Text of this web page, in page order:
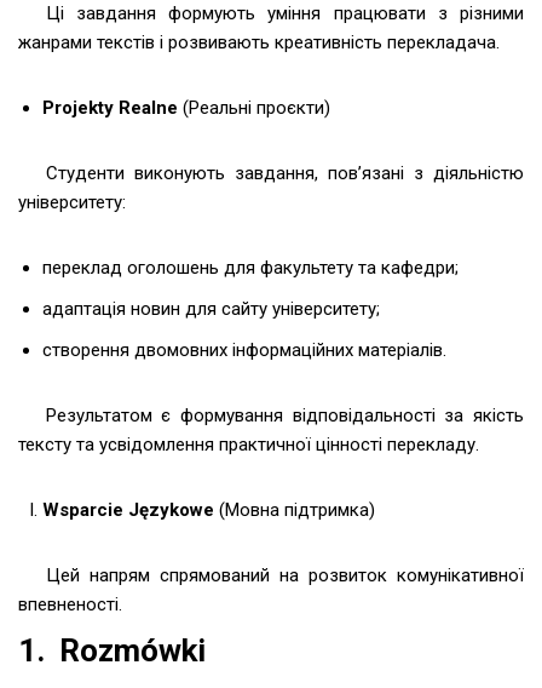
Ці завдання формують уміння працювати з різними
жанрами текстів і розвивають креативність перекладача.
Projekty Realne (Реальні проєкти)
Студенти виконують завдання, пов’язані з діяльністю
університету:
переклад оголошень для факультету та кафедри;
адаптація новин для сайту університету;
створення двомовних інформаційних матеріалів.
Результатом є формування відповідальності за якість
тексту та усвідомлення практичної цінності перекладу.
Wsparcie Językowe (Мовна підтримка)
Цей напрям спрямований на розвиток комунікативної
впевненості.
1. Rozmówki